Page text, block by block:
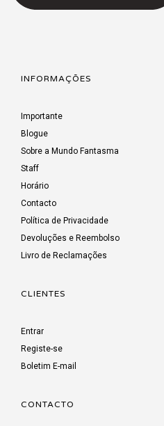
INFORMAÇÕES
Importante
Blogue
Sobre a Mundo Fantasma
Staff
Horário
Contacto
Política de Privacidade
Devoluções e Reembolso
Livro de Reclamações
CLIENTES
Entrar
Registe-se
Boletim E-mail
CONTACTO